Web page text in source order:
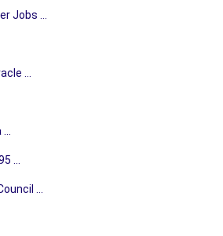
Jobs …
…
…
…